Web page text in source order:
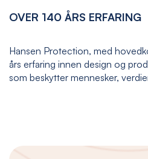
OVER 140 ÅRS ERFARING
Hansen Protection, med
års erfaring innen design og
som beskytter mennesker,